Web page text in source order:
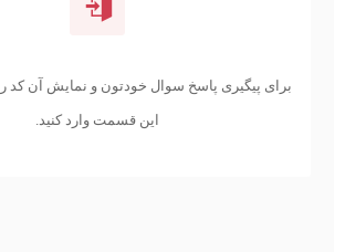
برای پیگیری پاسخ سوال خودتون و نمایش آن کد
این قسمت وارد کنید.